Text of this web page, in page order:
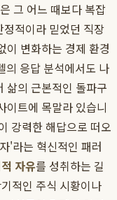
그 어느 때보다 복잡
적이라 믿었던 직장
이 변화하는 경제 환경
의 응답 분석에서도 나
삶의 근본적인 돌파구
이트에 목말라 있습니
강력한 해답으로 떠오
'라는 혁신적인 패러
자유를 성취하는 길
적인 주식 시황이나